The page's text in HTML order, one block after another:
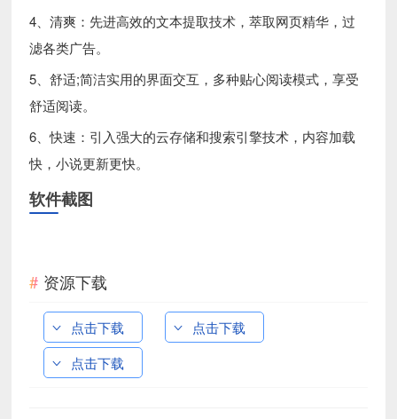
4、清爽：先进高效的文本提取技术，萃取网页精华，过
滤各类广告。
5、舒适;简洁实用的界面交互，多种贴心阅读模式，享受
舒适阅读。
6、快速：引入强大的云存储和搜索引擎技术，内容加载
快，小说更新更快。
软件截图
资源下载
点击下载
点击下载
点击下载